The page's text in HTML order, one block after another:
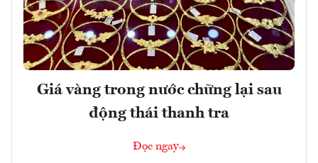
Giá vàng trong nước chững lại sau
động thái thanh tra
Đọc ngay